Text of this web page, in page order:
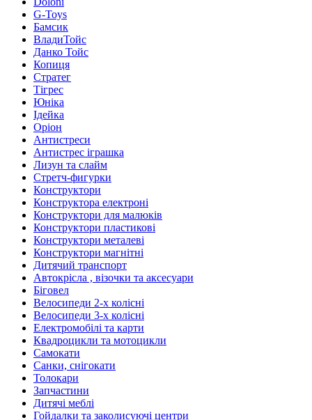
G-Toys
Бамсик
ВладиТойс
Данко Тойс
Копиця
Стратег
Тігрес
Юніка
Ідейка
Оріон
Антистреси
Антистрес іграшка
Лизун та слайм
Стретч-фигурки
Конструктори
Конструктора електроні
Конструктори для малюків
Конструктори пластикові
Конструктори металеві
Конструктори магнітні
Дитячий транспорт
Автокрісла , візочки та аксесуари
Біговел
Велосипеди 2-х колісні
Велосипеди 3-х колісні
Електромобілі та карти
Квадроцикли та мотоцикли
Самокати
Санки, снігокати
Толокари
Запчастини
Дитячі меблі
Гойдалки та заколисуючі центри